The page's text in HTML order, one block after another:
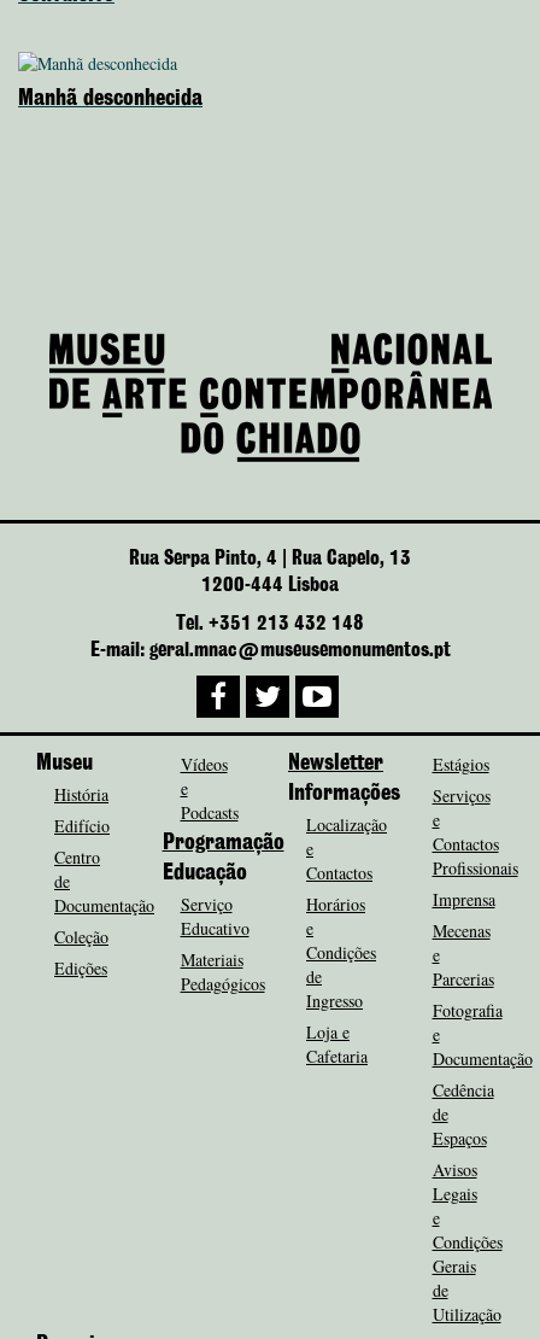
Manhã desconhecida
Rua Serpa Pinto, 4 | Rua Capelo, 13
1200-444 Lisboa
Tel. +351 213 432 148
E-mail: geral.mnac@museusemonumentos.pt
Museu
História
Edifício
Centro
de
Documentação
Coleção
Edições
Vídeos
e
Podcasts
Programação
Educação
Serviço
Educativo
Materiais
Pedagógicos
Newsletter
Informações
Localização
e
Contactos
Horários
e
Condições
de
Ingresso
Loja e
Cafetaria
Estágios
Serviços
e
Contactos
Profissionais
Imprensa
Mecenas
e
Parcerias
Fotografia
e
Documentação
Cedência
de
Espaços
Avisos
Legais
e
Condições
Gerais
de
Utilização